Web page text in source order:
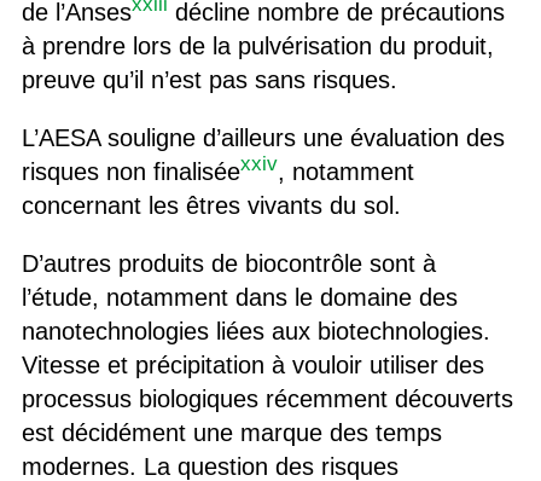
de l’Ansesxxiii décline nombre de précautions
à prendre lors de la pulvérisation du produit,
preuve qu’il n’est pas sans risques.
L’AESA souligne d’ailleurs une évaluation des
risques non finaliséexxiv, notamment
concernant les êtres vivants du sol.
D’autres produits de biocontrôle sont à
l’étude, notamment dans le domaine des
nanotechnologies liées aux biotechnologies.
Vitesse et précipitation à vouloir utiliser des
processus biologiques récemment découverts
est décidément une marque des temps
modernes. La question des risques